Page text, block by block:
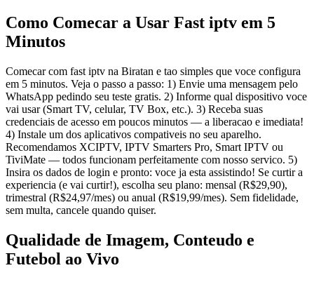
Como Comecar a Usar Fast iptv em 5
Minutos
Comecar com fast iptv na Biratan e tao simples que voce configura
em 5 minutos. Veja o passo a passo: 1) Envie uma mensagem pelo
WhatsApp pedindo seu teste gratis. 2) Informe qual dispositivo voce
vai usar (Smart TV, celular, TV Box, etc.). 3) Receba suas
credenciais de acesso em poucos minutos — a liberacao e imediata!
4) Instale um dos aplicativos compativeis no seu aparelho.
Recomendamos XCIPTV, IPTV Smarters Pro, Smart IPTV ou
TiviMate — todos funcionam perfeitamente com nosso servico. 5)
Insira os dados de login e pronto: voce ja esta assistindo! Se curtir a
experiencia (e vai curtir!), escolha seu plano: mensal (R$29,90),
trimestral (R$24,97/mes) ou anual (R$19,99/mes). Sem fidelidade,
sem multa, cancele quando quiser.
Qualidade de Imagem, Conteudo e
Futebol ao Vivo